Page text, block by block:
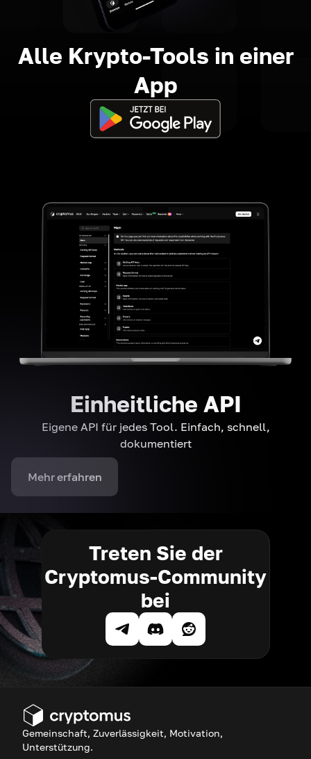
Alle Krypto-Tools in einer
App
Einheitliche API
Eigene API für jedes Tool. Einfach, schnell,
dokumentiert
Mehr erfahren
Treten Sie der
Cryptomus-Community
bei
Gemeinschaft, Zuverlässigkeit, Motivation,
Unterstützung.